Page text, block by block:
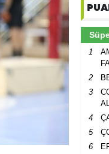
1
2
3
4
5
6